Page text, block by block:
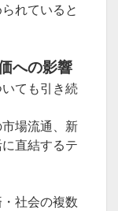
れていると
への影響
ても引き続
場流通、新
直結するテ
社会の複数